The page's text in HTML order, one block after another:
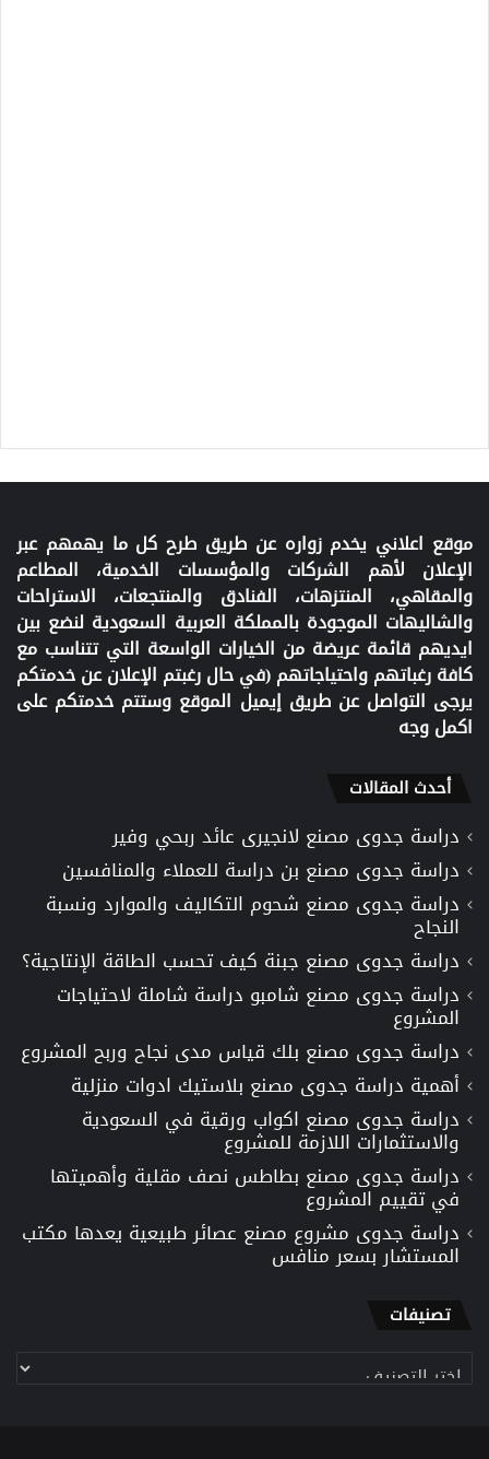
موقع اعلاني يخدم زواره عن طريق طرح كل ما يهمهم عبر
الإعلان لأهم الشركات والمؤسسات الخدمية، المطاعم
والمقاهي، المنتزهات، الفنادق والمنتجعات، الاستراحات
والشاليهات الموجودة بالمملكة العربية السعودية لنضع بين
ايديهم قائمة عريضة من الخيارات الواسعة التي تتناسب مع
كافة رغباتهم واحتياجاتهم (في حال رغبتم الإعلان عن خدمتكم
يرجى التواصل عن طريق إيميل الموقع وستتم خدمتكم على
اكمل وجه
أحدث المقالات
دراسة جدوى مصنع لانجيرى عائد ربحي وفير
دراسة جدوى مصنع بن دراسة للعملاء والمنافسين
دراسة جدوى مصنع شحوم التكاليف والموارد ونسبة
النجاح
دراسة جدوى مصنع جبنة كيف تحسب الطاقة الإنتاجية؟
دراسة جدوى مصنع شامبو دراسة شاملة لاحتياجات
المشروع
دراسة جدوى مصنع بلك قياس مدى نجاح وربح المشروع
أهمية دراسة جدوى مصنع بلاستيك ادوات منزلية
دراسة جدوى مصنع اكواب ورقية في السعودية
والاستثمارات اللازمة للمشروع
دراسة جدوى مصنع بطاطس نصف مقلية وأهميتها
في تقييم المشروع
دراسة جدوى مشروع مصنع عصائر طبيعية يعدها مكتب
المستشار بسعر منافس
تصنيفات
تصنيفات